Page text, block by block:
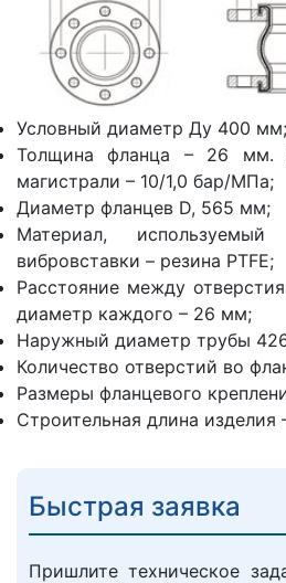
Условный диаметр Ду 400 мм;
Толщина фланца – 26 мм.
магистрали – 10/1,0 бар/МПа;
Диаметр фланцев D, 565 мм;
Материал,
вибровставки – резина PTFE;
Расстояние между
диаметр каждого – 26 мм;
Наружный диаметр трубы
Количество отверстий во
Размеры фланцевого
Строительная длина изделия
Быстрая заявка
Пришлите техническое